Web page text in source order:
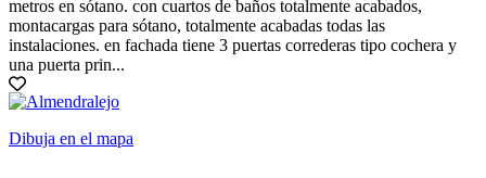
metros en sótano. con cuartos de baños totalmente acabados,
montacargas para sótano, totalmente acabadas todas las
instalaciones. en fachada tiene 3 puertas correderas tipo cochera y
una puerta prin...
Dibuja en el mapa